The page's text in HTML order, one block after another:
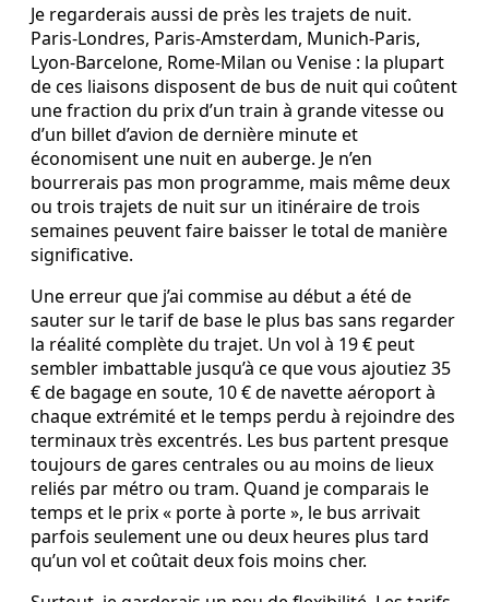
Je regarderais aussi de près les trajets de nuit.
Paris‑Londres, Paris‑Amsterdam, Munich‑Paris,
Lyon‑Barcelone, Rome‑Milan ou Venise : la plupart
de ces liaisons disposent de bus de nuit qui coûtent
une fraction du prix d’un train à grande vitesse ou
d’un billet d’avion de dernière minute et
économisent une nuit en auberge. Je n’en
bourrerais pas mon programme, mais même deux
ou trois trajets de nuit sur un itinéraire de trois
semaines peuvent faire baisser le total de manière
significative.
Une erreur que j’ai commise au début a été de
sauter sur le tarif de base le plus bas sans regarder
la réalité complète du trajet. Un vol à 19 € peut
sembler imbattable jusqu’à ce que vous ajoutiez 35
€ de bagage en soute, 10 € de navette aéroport à
chaque extrémité et le temps perdu à rejoindre des
terminaux très excentrés. Les bus partent presque
toujours de gares centrales ou au moins de lieux
reliés par métro ou tram. Quand je comparais le
temps et le prix « porte à porte », le bus arrivait
parfois seulement une ou deux heures plus tard
qu’un vol et coûtait deux fois moins cher.